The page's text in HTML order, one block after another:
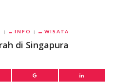
INFO WISATA
di Singapura